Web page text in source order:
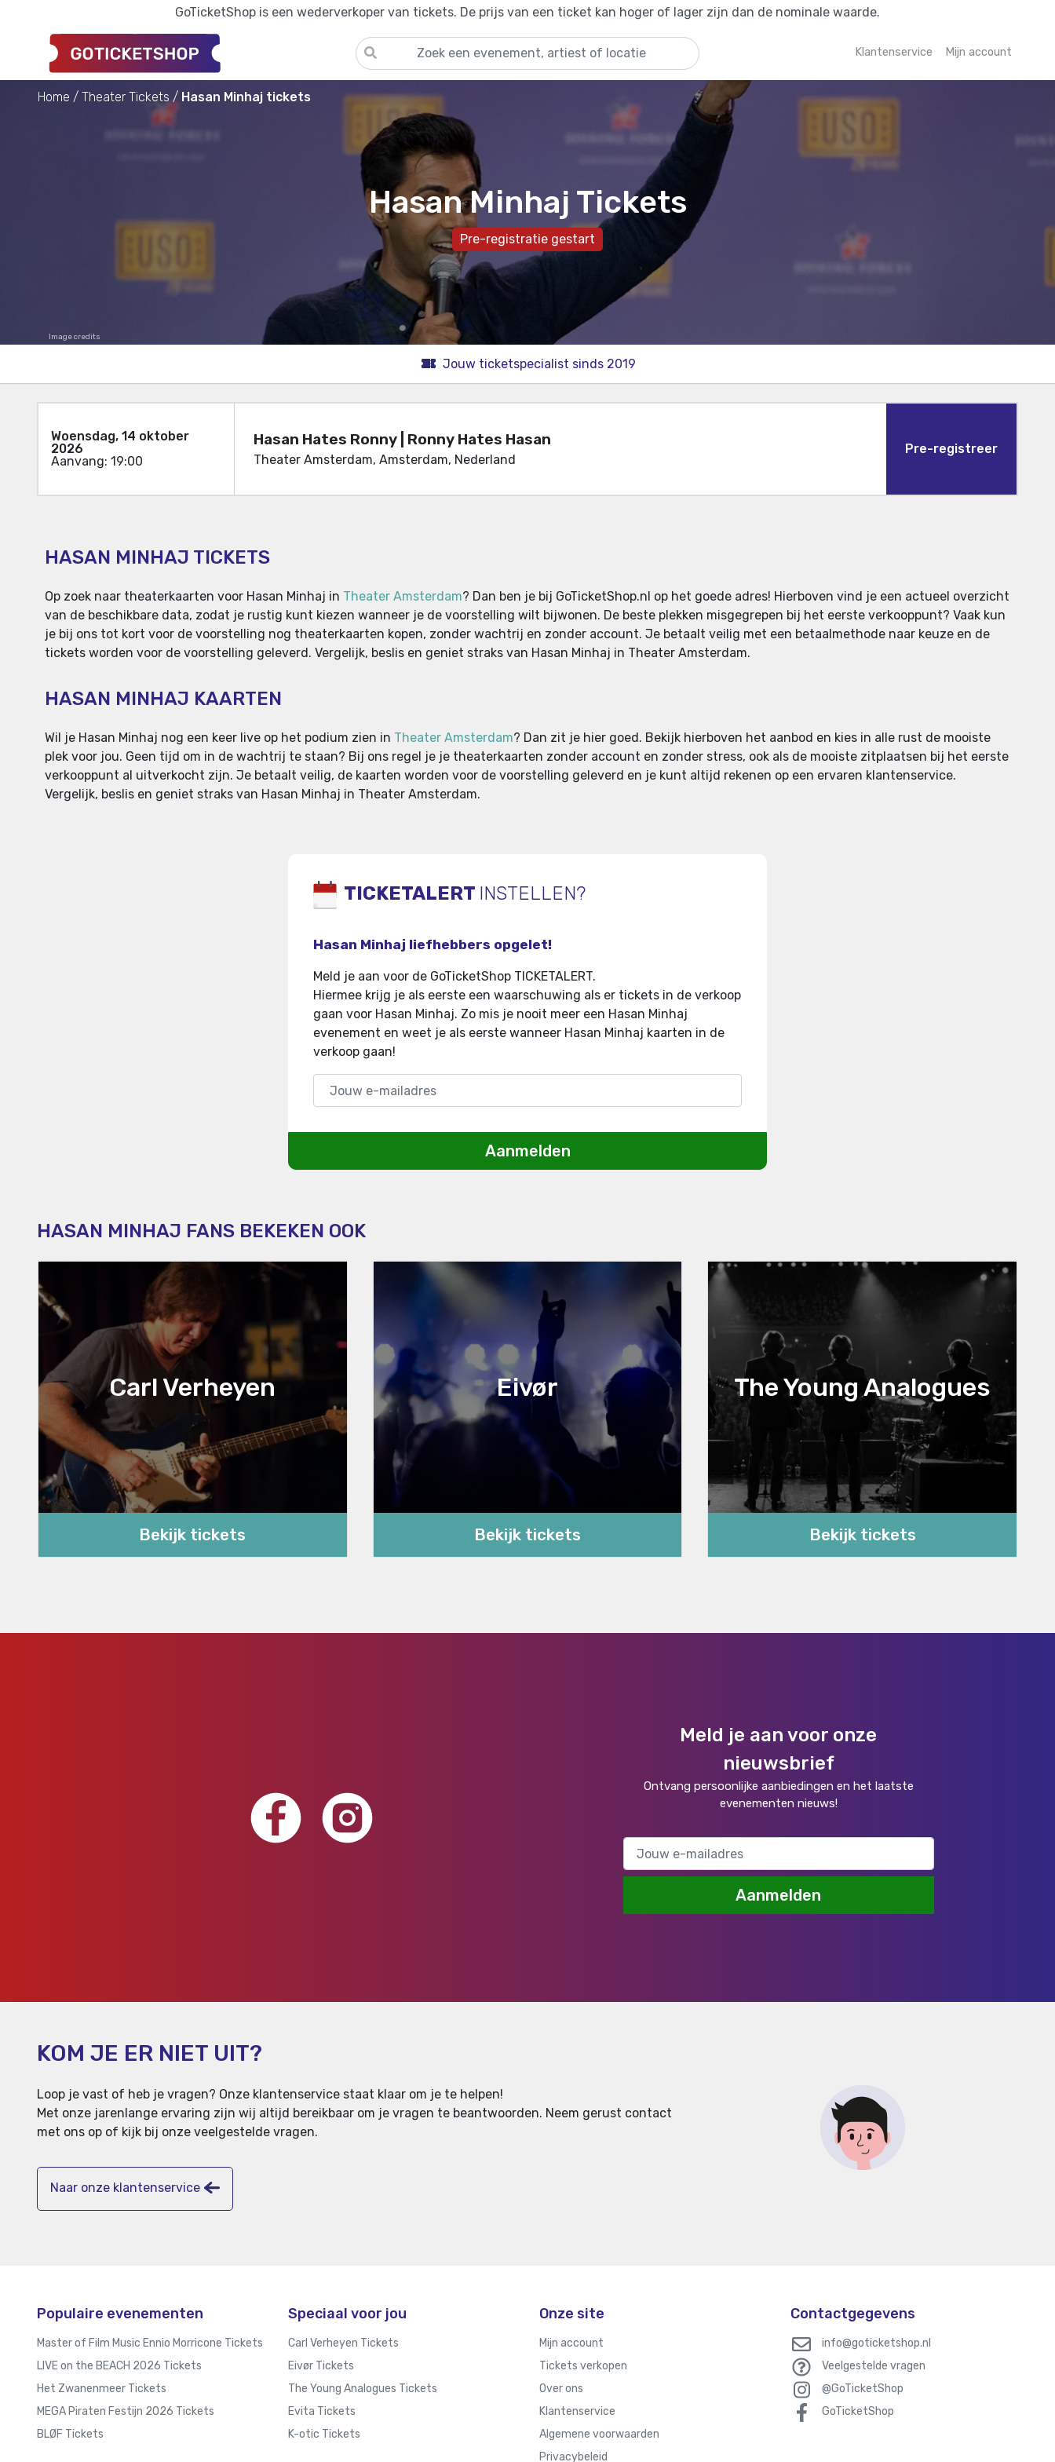
GoTicketShop is een wederverkoper van tickets. De prijs van een ticket kan hoger of lager zijn dan de nominale waarde.
Klantenservice Mijn account
Home Theater Tickets Hasan Minhaj tickets
Hasan Minhaj Tickets
Pre-registratie gestart
Image credits
Jouw ticketspecialist sinds 2019
Woensdag, 14 oktober
2026
Aanvang: 19:00
Hasan Hates Ronny | Ronny Hates Hasan
Theater Amsterdam, Amsterdam, Nederland
Pre-registreer
HASAN MINHAJ TICKETS
Op zoek naar theaterkaarten voor Hasan Minhaj in Theater Amsterdam? Dan ben je bij GoTicketShop.nl op het goede adres! Hierboven vind je een actueel overzicht
van de beschikbare data, zodat je rustig kunt kiezen wanneer je de voorstelling wilt bijwonen. De beste plekken misgegrepen bij het eerste verkooppunt? Vaak kun
je bij ons tot kort voor de voorstelling nog theaterkaarten kopen, zonder wachtrij en zonder account. Je betaalt veilig met een betaalmethode naar keuze en de
tickets worden voor de voorstelling geleverd. Vergelijk, beslis en geniet straks van Hasan Minhaj in Theater Amsterdam.
HASAN MINHAJ KAARTEN
Wil je Hasan Minhaj nog een keer live op het podium zien in Theater Amsterdam? Dan zit je hier goed. Bekijk hierboven het aanbod en kies in alle rust de mooiste
plek voor jou. Geen tijd om in de wachtrij te staan? Bij ons regel je je theaterkaarten zonder account en zonder stress, ook als de mooiste zitplaatsen bij het eerste
verkooppunt al uitverkocht zijn. Je betaalt veilig, de kaarten worden voor de voorstelling geleverd en je kunt altijd rekenen op een ervaren klantenservice.
Vergelijk, beslis en geniet straks van Hasan Minhaj in Theater Amsterdam.
TICKETALERT INSTELLEN?
Hasan Minhaj liefhebbers opgelet!
Meld je aan voor de GoTicketShop TICKETALERT.
Hiermee krijg je als eerste een waarschuwing als er tickets in de verkoop
gaan voor Hasan Minhaj. Zo mis je nooit meer een Hasan Minhaj
evenement en weet je als eerste wanneer Hasan Minhaj kaarten in de
verkoop gaan!
Aanmelden
HASAN MINHAJ FANS BEKEKEN OOK
Carl Verheyen
Bekijk tickets
Eivør
Bekijk tickets
The Young Analogues
Bekijk tickets
Meld je aan voor onze
nieuwsbrief
Ontvang persoonlijke aanbiedingen en het laatste
evenementen nieuws!
Aanmelden
KOM JE ER NIET UIT?
Loop je vast of heb je vragen? Onze klantenservice staat klaar om je te helpen!
Met onze jarenlange ervaring zijn wij altijd bereikbaar om je vragen te beantwoorden. Neem gerust contact
met ons op of kijk bij onze veelgestelde vragen.
Naar onze klantenservice
Populaire evenementen
Master of Film Music Ennio Morricone Tickets
LIVE on the BEACH 2026 Tickets
Het Zwanenmeer Tickets
MEGA Piraten Festijn 2026 Tickets
BLØF Tickets
Speciaal voor jou
Carl Verheyen Tickets
Eivør Tickets
The Young Analogues Tickets
Evita Tickets
K-otic Tickets
Onze site
Mijn account
Tickets verkopen
Over ons
Klantenservice
Algemene voorwaarden
Privacybeleid
Contactgegevens
info@goticketshop.nl
Veelgestelde vragen
@GoTicketShop
GoTicketShop